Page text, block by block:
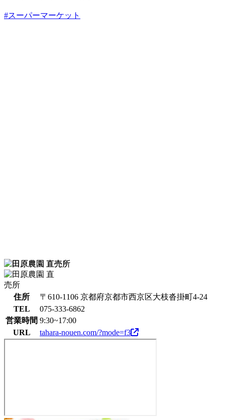
#スーパーマーケット
住所
〒610-1106 京都府京都市西京区大枝沓掛町4-24
TEL
075-333-6862
営業時間 9:30~17:00
URL
tahara-nouen.com/?mode=f3